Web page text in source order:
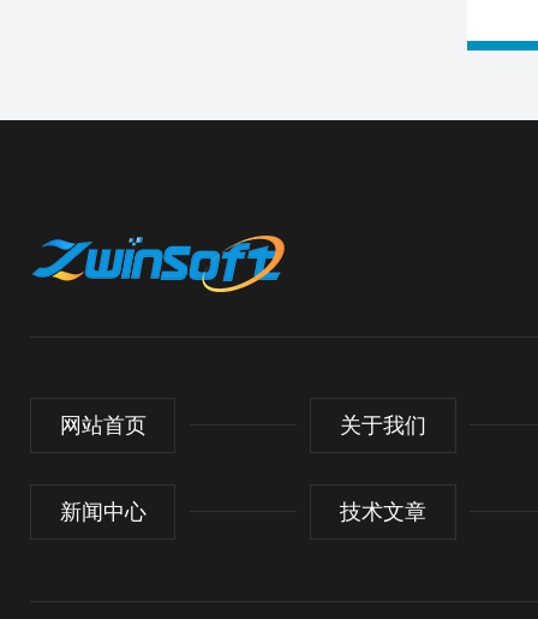
网站首页 关于我们
新闻中心 技术文章